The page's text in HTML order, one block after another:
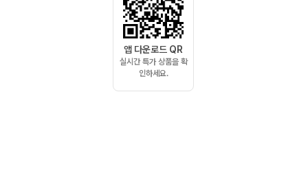
앱 다운로드 QR
실시간 특가 상품을 확
인하세요.